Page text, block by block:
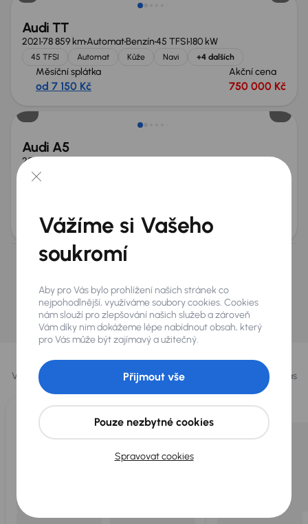
Audi TT
202178 859 kmAutomatBenzín45 TFSI180 kW
45 TFSI Automat Kůže Navi +4 dalších
Měsíční splátka
od 7 150 Kč
Akční cena
750 000 Kč
Audi A5
2009
2.0 TFSI
od 1 226 Kč
Slovensku a v Polsku můžeme mít podobné vozy,
které hledáte.
Najít podobný vůz
Vybrali jsme pro vás
Vybíráme pro vás ty nejlepší vozyz naší nabídky. Každý den pro vás
Vážíme si Vašeho
soukromí
Aby pro Vás bylo prohlížení našich stránek co
nejpohodlnější, využíváme soubory cookies. Cookies
nám slouží pro zlepšování našich služeb a zároveň
Vám díky nim dokážeme lépe nabídnout obsah, který
pro Vás může být zajímavý a užitečný.
Spravovat cookies
Pouze nezbytné cookies
Přijmout vše